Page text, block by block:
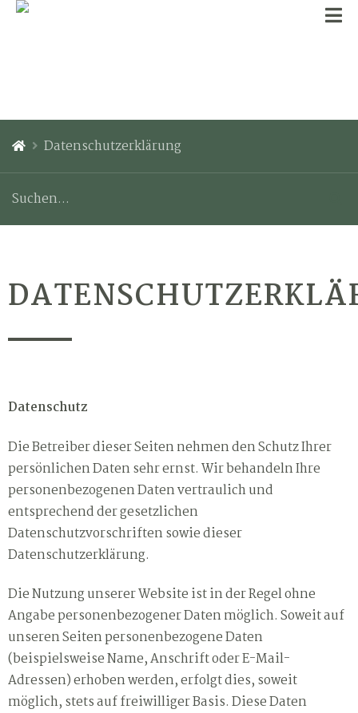
Datenschutzerklärung
Datenschutz
Die Betreiber dieser Seiten nehmen den Schutz Ihrer
persönlichen Daten sehr ernst. Wir behandeln Ihre
personenbezogenen Daten vertraulich und
entsprechend der gesetzlichen
Datenschutzvorschriften sowie dieser
Datenschutzerklärung.
Die Nutzung unserer Website ist in der Regel ohne
Angabe personenbezogener Daten möglich. Soweit auf
unseren Seiten personenbezogene Daten
(beispielsweise Name, Anschrift oder E-Mail-
Adressen) erhoben werden, erfolgt dies, soweit
möglich, stets auf freiwilliger Basis. Diese Daten